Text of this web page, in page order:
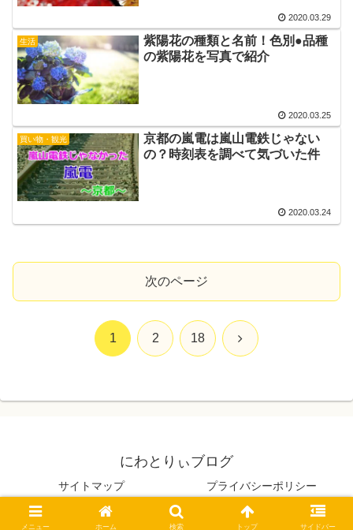
2020.03.29
生活
紫陽花の種類と名前！色別●品種
の紫陽花を写真で紹介
2020.03.25
買い物・観光
京都の嵐電は嵐山電鉄じゃない
の？時刻表を調べて気づいた件
2020.03.24
次のページ
1 2 18 次
にわとりぃブログ
サイトマップ プライバシーポリシー
© 2016-2026 にわとりぃブログ.
メニュー ホーム 検索 トップ サイドバー